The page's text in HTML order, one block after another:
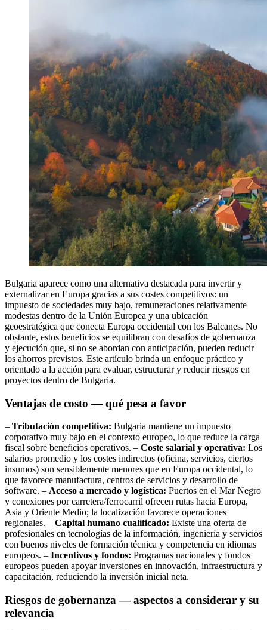
Bulgaria aparece como una alternativa destacada para invertir y
externalizar en Europa gracias a sus costes competitivos: un
impuesto de sociedades muy bajo, remuneraciones relativamente
modestas dentro de la Unión Europea y una ubicación
geoestratégica que conecta Europa occidental con los Balcanes. No
obstante, estos beneficios se equilibran con desafíos de gobernanza
y ejecución que, si no se abordan con anticipación, pueden reducir
los ahorros previstos. Este artículo brinda un enfoque práctico y
orientado a la acción para evaluar, estructurar y reducir riesgos en
proyectos dentro de Bulgaria.
Ventajas de costo — qué pesa a favor
– Tributación competitiva: Bulgaria mantiene un impuesto
corporativo muy bajo en el contexto europeo, lo que reduce la carga
fiscal sobre beneficios operativos. – Coste salarial y operativa: Los
salarios promedio y los costes indirectos (oficina, servicios, ciertos
insumos) son sensiblemente menores que en Europa occidental, lo
que favorece manufactura, centros de servicios y desarrollo de
software. – Acceso a mercado y logística: Puertos en el Mar Negro
y conexiones por carretera/ferrocarril ofrecen rutas hacia Europa,
Asia y Oriente Medio; la localización favorece operaciones
regionales. – Capital humano cualificado: Existe una oferta de
profesionales en tecnologías de la información, ingeniería y servicios
con buenos niveles de formación técnica y competencia en idiomas
europeos. – Incentivos y fondos: Programas nacionales y fondos
europeos pueden apoyar inversiones en innovación, infraestructura y
capacitación, reduciendo la inversión inicial neta.
Riesgos de gobernanza — aspectos a considerar y su
relevancia